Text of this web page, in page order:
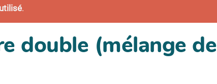
.
double (mélange de